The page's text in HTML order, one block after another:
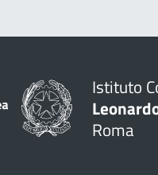
Istituto
Roma